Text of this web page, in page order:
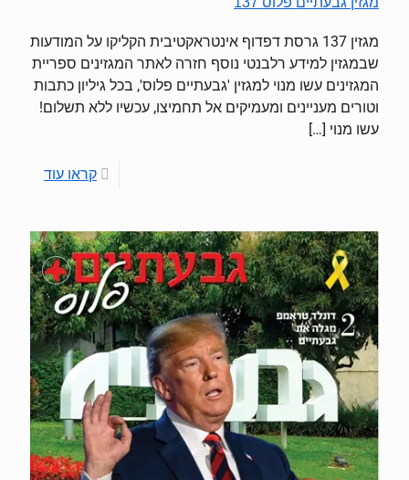
מגזין 137 גרסת דפדוף אינטראקטיבית הקליקו על המודעות
שבמגזין למידע רלבנטי נוסף חזרה לאתר המגזינים ספריית
המגזינים עשו מנוי למגזין 'גבעתיים פלוס', בכל גיליון כתבות
וטורים מעניינים ומעמיקים אל תחמיצו, עכשיו ללא תשלום!
עשו מנוי […]
קראו עוד